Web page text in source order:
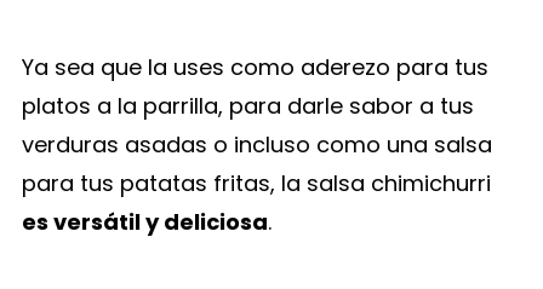
Ya sea que la uses como aderezo para tus
platos a la parrilla, para darle sabor a tus
verduras asadas o incluso como una salsa
para tus patatas fritas, la salsa chimichurri
es versátil y deliciosa.